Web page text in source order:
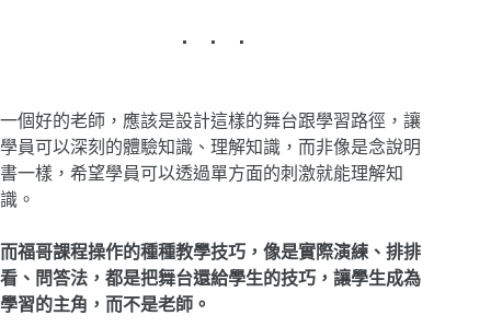
一個好的老師，應該是設計這樣的舞台跟學習路徑，讓
學員可以深刻的體驗知識、理解知識，而非像是念說明
書一樣，希望學員可以透過單方面的刺激就能理解知
識。
而福哥課程操作的種種教學技巧，像是實際演練、排排
看、問答法，都是把舞台還給學生的技巧，讓學生成為
學習的主角，而不是老師。